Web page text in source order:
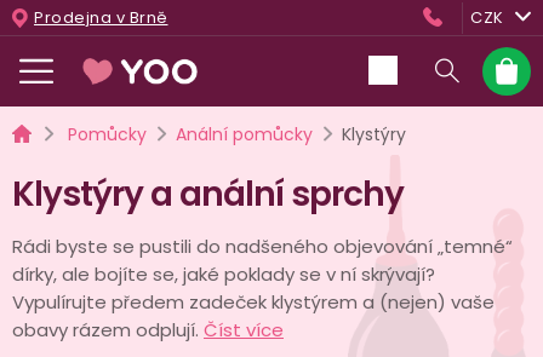
Přejít
na
obsah
Prodejna v Brně CZK
košík
DomůPomůcky Anální pomůcky Klystýry
Klystýry a anální sprchy
Rádi byste se pustili do nadšeného objevování „temné“
dírky, ale bojíte se, jaké poklady se v ní skrývají?
Vypulírujte předem zadeček klystýrem a (nejen) vaše
obavy rázem odplují. Číst více